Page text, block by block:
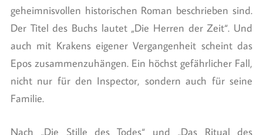
geheimnisvollen historischen Roman beschrieben sind.
Der Titel des Buchs lautet „Die Herren der Zeit“. Und
auch mit Krakens eigener Vergangenheit scheint das
Epos zusammenzuhängen. Ein höchst gefährlicher Fall,
nicht nur für den Inspector, sondern auch für seine
Familie.
Nach „Die Stille des Todes“ und „Das Ritual des